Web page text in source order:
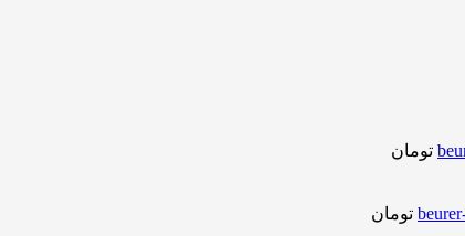
تومان
تومان